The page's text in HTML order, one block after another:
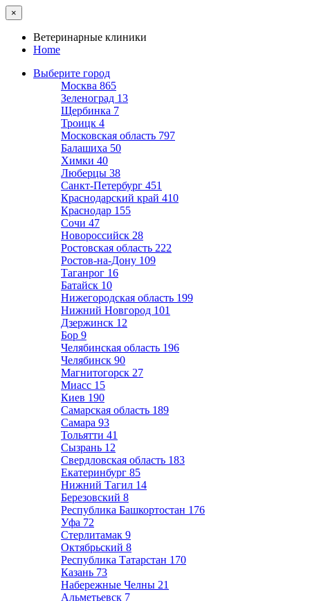
×
Ветеринарные клиники
Home
Выберите город
Москва 865
Зеленоград 13
Щербинка 7
Троицк 4
Московская область 797
Балашиха 50
Химки 40
Люберцы 38
Санкт-Петербург 451
Краснодарский край 410
Краснодар 155
Сочи 47
Новороссийск 28
Ростовская область 222
Ростов-на-Дону 109
Таганрог 16
Батайск 10
Нижегородская область 199
Нижний Новгород 101
Дзержинск 12
Бор 9
Челябинская область 196
Челябинск 90
Магнитогорск 27
Миасс 15
Киев 190
Самарская область 189
Самара 93
Тольятти 41
Сызрань 12
Свердловская область 183
Екатеринбург 85
Нижний Тагил 14
Березовский 8
Республика Башкортостан 176
Уфа 72
Стерлитамак 9
Октябрьский 8
Республика Татарстан 170
Казань 73
Набережные Челны 21
Альметьевск 7